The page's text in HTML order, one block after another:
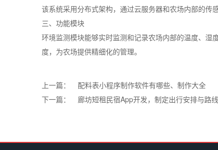
该系统采用分布式架构，通过云服务器和农场内部的传
三、功能模块
环境监测模块能够实时监测和记录农场内部的温度、
度，为农场提供精细化的管理。
上一篇：
配料表小程序制作软件有哪些、制作大全
下一篇：
廊坊短租民宿App开发，制定出行安排与路线